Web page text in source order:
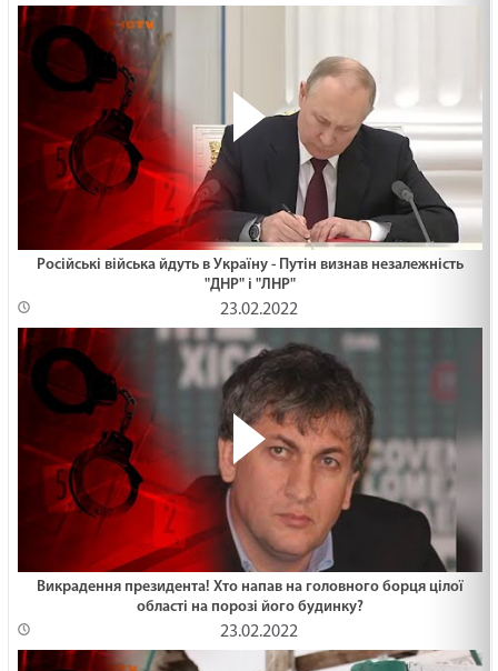
Російські війська йдуть в Україну - Путін визнав незалежність
"ДНР" і "ЛНР"
23.02.2022
Викрадення президента! Хто напав на головного борця цілої
області на порозі його будинку?
23.02.2022